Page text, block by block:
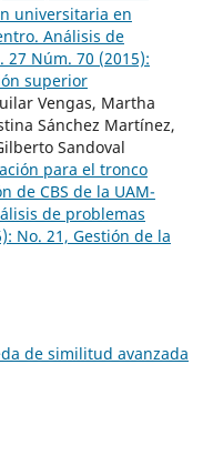
universitaria en
Análisis de
Núm. 70 (2015):
superior
Vengas, Martha
Sánchez Martínez,
Sandoval
para el tronco
de CBS de la UAM-
de problemas
No. 21, Gestión de la
de similitud avanzada